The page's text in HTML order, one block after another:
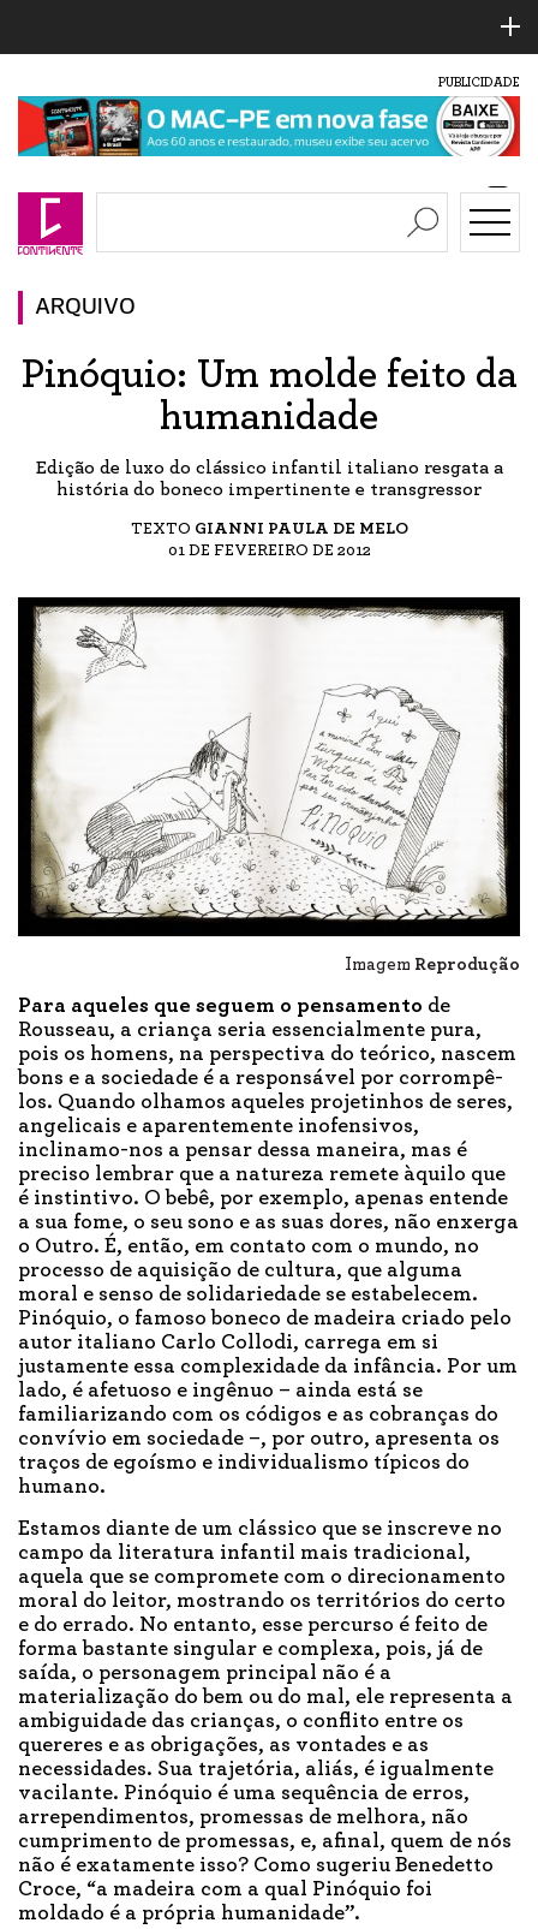
PUBLICIDADE
ARQUIVO
Pinóquio: Um molde feito da
humanidade
Edição de luxo do clássico infantil italiano resgata a
história do boneco impertinente e transgressor
TEXTO GIANNI PAULA DE MELO
01 DE FEVEREIRO DE 2012
Imagem Reprodução
Para aqueles que seguem o pensamento de
Rousseau, a criança seria essencialmente pura,
pois os homens, na perspectiva do teórico, nascem
bons e a sociedade é a responsável por corrompê-
los. Quando olhamos aqueles projetinhos de seres,
angelicais e aparentemente inofensivos,
inclinamo-nos a pensar dessa maneira, mas é
preciso lembrar que a natureza remete àquilo que
é instintivo. O bebê, por exemplo, apenas entende
a sua fome, o seu sono e as suas dores, não enxerga
o Outro. É, então, em contato com o mundo, no
processo de aquisição de cultura, que alguma
moral e senso de solidariedade se estabelecem.
Pinóquio, o famoso boneco de madeira criado pelo
autor italiano Carlo Collodi, carrega em si
justamente essa complexidade da infância. Por um
lado, é afetuoso e ingênuo – ainda está se
familiarizando com os códigos e as cobranças do
convívio em sociedade –, por outro, apresenta os
traços de egoísmo e individualismo típicos do
humano.
Estamos diante de um clássico que se inscreve no
campo da literatura infantil mais tradicional,
aquela que se compromete com o direcionamento
moral do leitor, mostrando os territórios do certo
e do errado. No entanto, esse percurso é feito de
forma bastante singular e complexa, pois, já de
saída, o personagem principal não é a
materialização do bem ou do mal, ele representa a
ambiguidade das crianças, o conflito entre os
quereres e as obrigações, as vontades e as
necessidades. Sua trajetória, aliás, é igualmente
vacilante. Pinóquio é uma sequência de erros,
arrependimentos, promessas de melhora, não
cumprimento de promessas, e, afinal, quem de nós
não é exatamente isso? Como sugeriu Benedetto
Croce, “a madeira com a qual Pinóquio foi
moldado é a própria humanidade”.